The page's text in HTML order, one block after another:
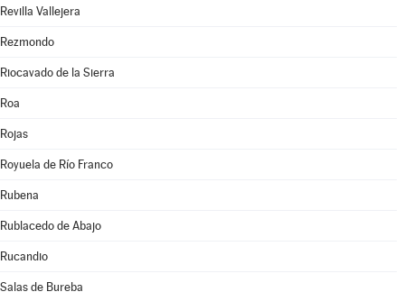
Revilla Vallejera
Rezmondo
Riocavado de la Sierra
Roa
Rojas
Royuela de Río Franco
Rubena
Rublacedo de Abajo
Rucandio
Salas de Bureba